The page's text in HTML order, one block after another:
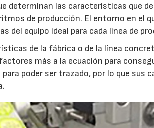
determinan las características que
de producción. El entorno en el
del equipo ideal para cada línea de
de la fábrica o de la línea
más a la ecuación para
poder ser trazado, por lo que sus